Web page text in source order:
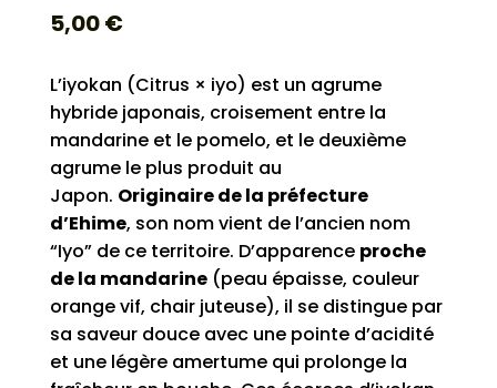
5,00€
L’iyokan (Citrus × iyo) est un agrume
hybride japonais, croisement entre la
mandarine et le pomelo, et le deuxième
agrume le plus produit au
Japon. Originaire de la préfecture
d’Ehime, son nom vient de l’ancien nom
“Iyo” de ce territoire. D’apparence proche
de la mandarine(peau épaisse, couleur
orange vif, chair juteuse), il se distingue par
sa saveur douce avec une pointe d’acidité
et une légère amertume qui prolonge la